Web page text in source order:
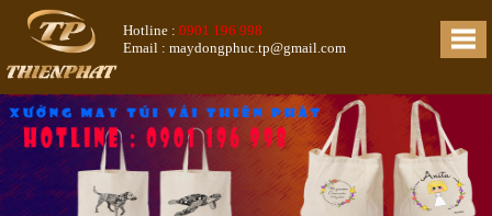
Hotline : 0901 196 998
Email : maydongphuc.tp@gmail.com